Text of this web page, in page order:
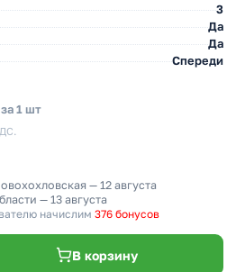
3
Да
Да
Спереди
за 1 шт
— 12 августа
— 13 августа
начислим 376 бонусов
В корзину